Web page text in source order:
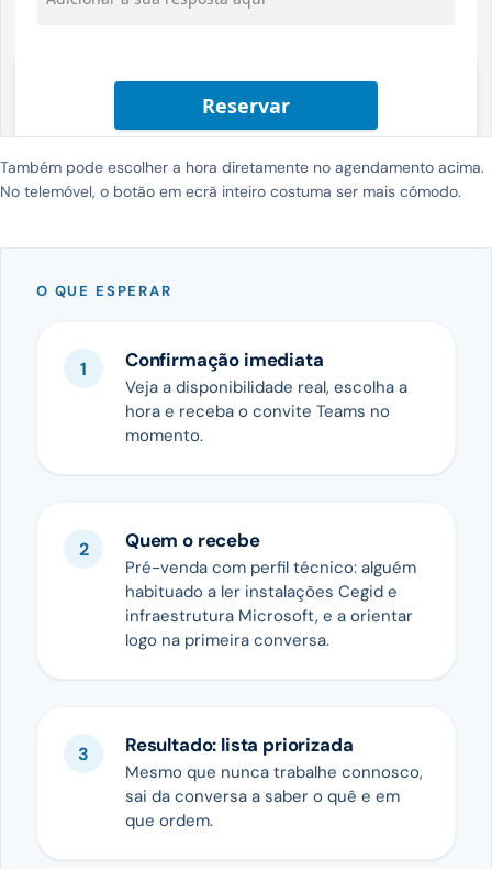
Também pode escolher a hora diretamente no agendamento acima.
No telemóvel, o botão em ecrã inteiro costuma ser mais cómodo.
O QUE ESPERAR
Confirmação imediata
Veja a disponibilidade real, escolha a
hora e receba o convite Teams no
momento.
Quem o recebe
Pré-venda com perfil técnico: alguém
habituado a ler instalações Cegid e
infraestrutura Microsoft, e a orientar
logo na primeira conversa.
Resultado: lista priorizada
Mesmo que nunca trabalhe connosco,
sai da conversa a saber o quê e em
que ordem.